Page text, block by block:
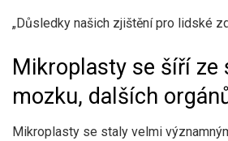
„Důsledky našich zjištění pro lidské
Mikroplasty se šíří ze
mozku, dalších
Mikroplasty se staly velmi